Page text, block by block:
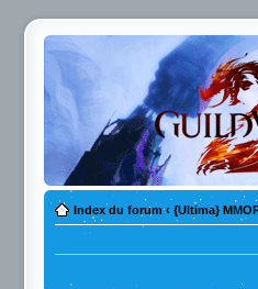
Index du forum ‹ {Ultima}